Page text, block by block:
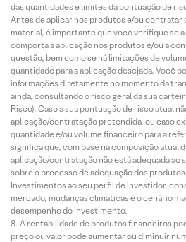
das quantidades e limites da pontuação de
Antes de aplicar nos produtos e/ou
material, é importante que você verifique se
comporta a aplicação nos produtos e/ou a
questão, bem como se há limitações de
quantidade para a aplicação desejada. Você
informações diretamente no momento da
ainda, consultando o risco geral da sua
Risco). Caso a sua pontuação de risco atual
aplicação/contratação pretendida, ou caso
quantidade e/ou volume financeiro para a
significa que, com base na composição atual
aplicação/contratação não está adequada ao
sobre o processo de adequação dos
Investimentos ao seu perfil de investidor,
mercado, mudanças climáticas e o cenário
desempenho do investimento.
A rentabilidade de produtos financeiros
preço ou valor pode aumentar ou diminuir